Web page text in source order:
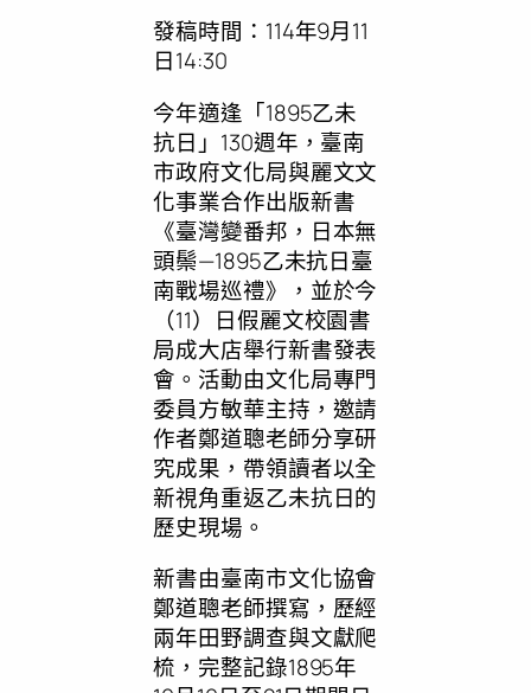
發稿時間：114年9月11
日14:30
今年適逢「1895乙未
抗日」130週年，臺南
市政府文化局與麗文文
化事業合作出版新書
《臺灣變番邦，日本無
頭鬃—1895乙未抗日臺
南戰場巡禮》，並於今
（11）日假麗文校園書
局成大店舉行新書發表
會。活動由文化局專門
委員方敏華主持，邀請
作者鄭道聰老師分享研
究成果，帶領讀者以全
新視角重返乙未抗日的
歷史現場。
新書由臺南市文化協會
鄭道聰老師撰寫，歷經
兩年田野調查與文獻爬
梳，完整記錄1895年